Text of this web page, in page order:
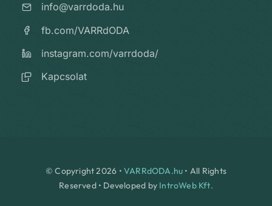
info@varrdoda.hu
fb.com/VARRdODA
instagram.com/varrdoda/
Kapcsolat
© Copyright 2026 • VARRdODA.hu • All Rights
Reserved • Developed by IntroWeb Kft.